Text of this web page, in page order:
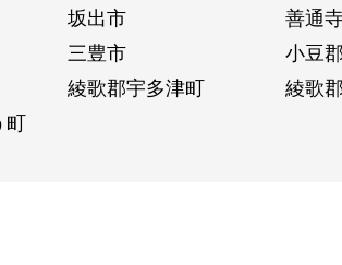
坂出市 善通
三豊市 小豆
綾歌郡宇多津町 綾歌
町